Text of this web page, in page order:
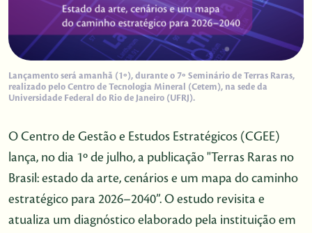
Lançamento será amanhã (1º), durante o 7º Seminário de Terras Raras,
realizado pelo Centro de Tecnologia Mineral (Cetem), na sede da
Universidade Federal do Rio de Janeiro (UFRJ).
O Centro de Gestão e Estudos Estratégicos (CGEE)
lança, no dia 1º de julho, a publicação "Terras Raras no
Brasil: estado da arte, cenários e um mapa do caminho
estratégico para 2026–2040”. O estudo revisita e
atualiza um diagnóstico elaborado pela instituição em